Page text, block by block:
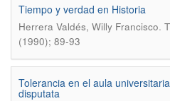
Tiempo y verdad en Historia
Herrera Valdés, Willy Francisco.
(1990); 89-93
Tolerancia en el aula
disputata